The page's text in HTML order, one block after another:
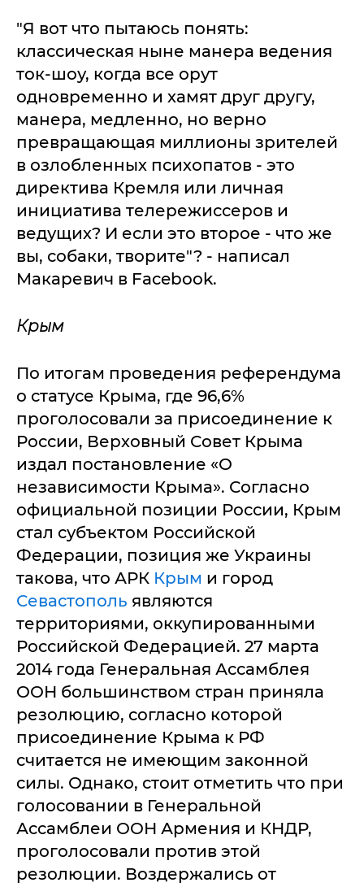
"Я вот что пытаюсь понять:
классическая ныне манера ведения
ток-шоу, когда все орут
одновременно и хамят друг другу,
манера, медленно, но верно
превращающая миллионы зрителей
в озлобленных психопатов - это
директива Кремля или личная
инициатива телережиссеров и
ведущих? И если это второе - что же
вы, собаки, творите"? - написал
Макаревич в Facebook.
Крым
По итогам проведения референдума
о статусе Крыма, где 96,6%
проголосовали за присоединение к
России, Верховный Совет Крыма
издал постановление «О
независимости Крыма». Согласно
официальной позиции России, Крым
стал субъектом Российской
Федерации, позиция же Украины
такова, что АРК Крым и город
Севастополь являются
территориями, оккупированными
Российской Федерацией. 27 марта
2014 года Генеральная Ассамблея
ООН большинством стран приняла
резолюцию, согласно которой
присоединение Крыма к РФ
считается не имеющим законной
силы. Однако, стоит отметить что при
голосовании в Генеральной
Ассамблеи ООН Армения и КНДР,
проголосовали против этой
резолюции. Воздержались от